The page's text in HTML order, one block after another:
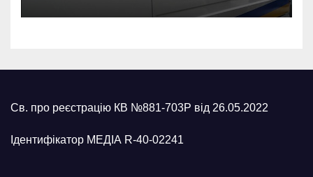
Св. про реєстрацію КВ №881-703Р від 26.05.2022
Ідентифікатор МЕДІА R-40-02241